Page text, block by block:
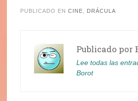
PUBLICADO EN CINE DRÁCULA
Publicado por
Lee todas las
Borot